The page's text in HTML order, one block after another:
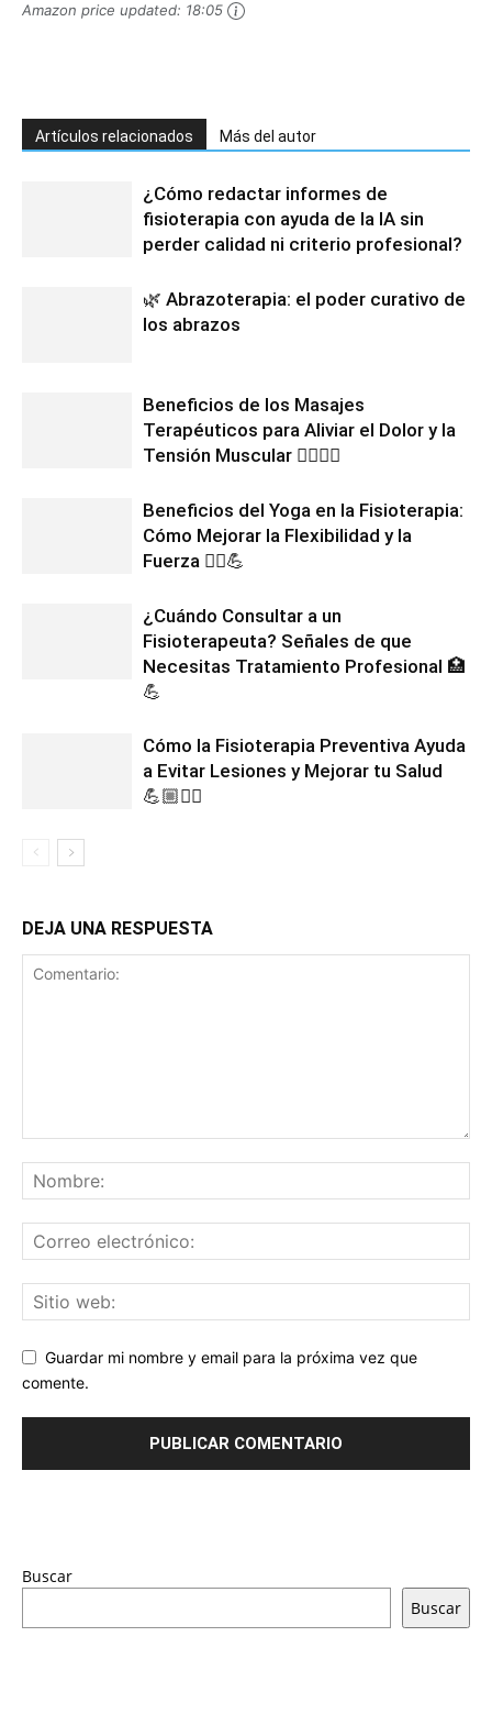
Amazon price updated: 18:05
Artículos relacionados Más del autor
¿Cómo redactar informes de
fisioterapia con ayuda de la IA sin
perder calidad ni criterio profesional?
🌿 Abrazoterapia: el poder curativo de
los abrazos
Beneficios de los Masajes
Terapéuticos para Aliviar el Dolor y la
Tensión Muscular 💆‍♂️💆‍♀️
Beneficios del Yoga en la Fisioterapia:
Cómo Mejorar la Flexibilidad y la
Fuerza 🧘‍♀️💪
¿Cuándo Consultar a un
Fisioterapeuta? Señales de que
Necesitas Tratamiento Profesional 🏥
💪
Cómo la Fisioterapia Preventiva Ayuda
a Evitar Lesiones y Mejorar tu Salud
💪🏼🏃‍♀️
DEJA UNA RESPUESTA
Guardar mi nombre y email para la próxima vez que
comente.
Buscar
Buscar